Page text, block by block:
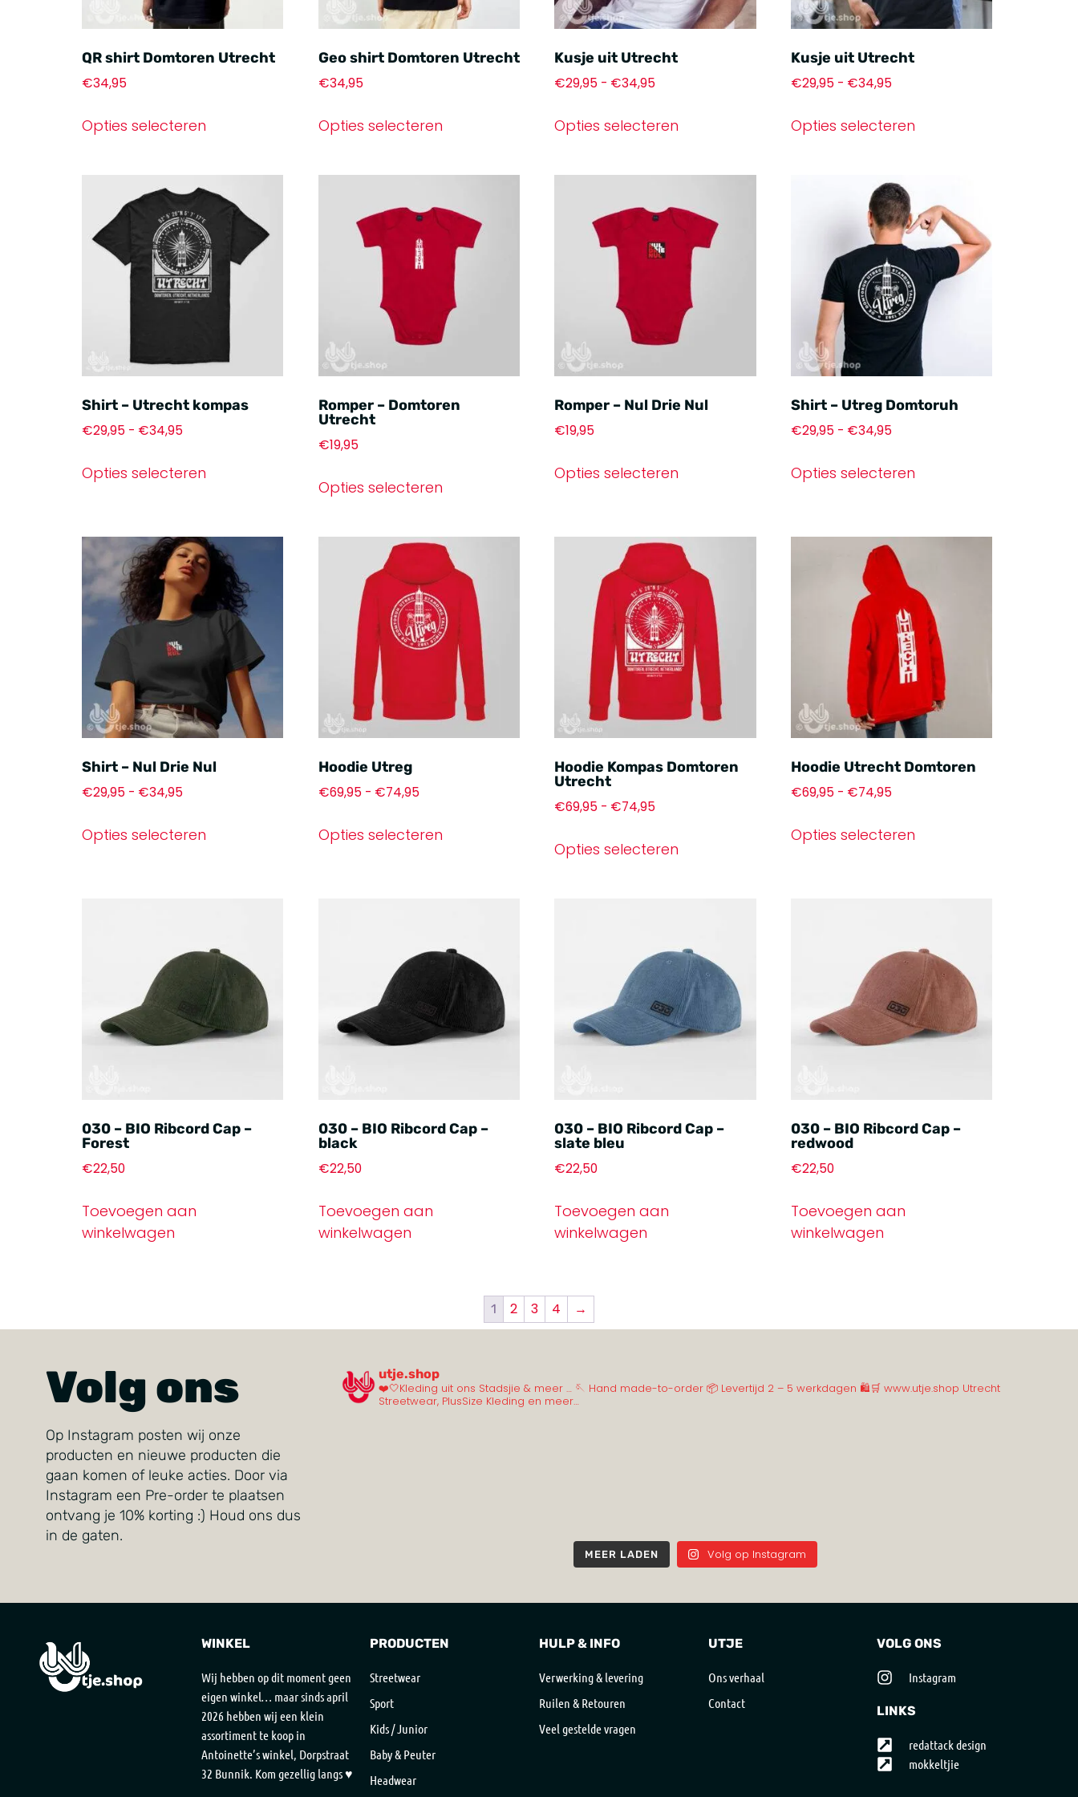
QR shirt Domtoren Utrecht
€34,95
Opties selecteren
Geo shirt Domtoren Utrecht
€34,95
Opties selecteren
Kusje uit Utrecht
€29,95 - €34,95
Opties selecteren
Kusje uit Utrecht
€29,95 - €34,95
Opties selecteren
Shirt – Utrecht kompas
€29,95 - €34,95
Opties selecteren
Romper – Domtoren
Utrecht
€19,95
Opties selecteren
Romper – Nul Drie Nul
€19,95
Opties selecteren
Shirt – Utreg Domtoruh
€29,95 - €34,95
Opties selecteren
Shirt – Nul Drie Nul
€29,95 - €34,95
Opties selecteren
Hoodie Utreg
€69,95 - €74,95
Opties selecteren
Hoodie Kompas Domtoren
Utrecht
€69,95 - €74,95
Opties selecteren
Hoodie Utrecht Domtoren
€69,95 - €74,95
Opties selecteren
030 – BIO Ribcord Cap –
Forest
€22,50
Toevoegen aan
winkelwagen
030 – BIO Ribcord Cap –
black
€22,50
Toevoegen aan
winkelwagen
030 – BIO Ribcord Cap –
slate bleu
€22,50
Toevoegen aan
winkelwagen
030 – BIO Ribcord Cap –
redwood
€22,50
Toevoegen aan
winkelwagen
1 2 3 4 →
Volg ons
Op Instagram posten wij onze
producten en nieuwe producten die
gaan komen of leuke acties. Door via
Instagram een Pre-order te plaatsen
ontvang je 10% korting :) Houd ons dus
in de gaten.
utje.shop
❤️🤍Kleding uit ons Stadsjie & meer … 🪡 Hand made-to-order 📦 Levertijd 2 – 5 werkdagen 🛍️🛒 www.utje.shop Utrecht
Streetwear, PlusSize Kleding en meer…
MEER LADEN Volg op Instagram
WINKEL
Wij hebben op dit moment geen
eigen winkel… maar sinds april
2026 hebben wij een klein
assortiment te koop in
Antoinette’s winkel, Dorpstraat
32 Bunnik. Kom gezellig langs ♥
PRODUCTEN
Streetwear
Sport
Kids / Junior
Baby & Peuter
Headwear
HULP & INFO
Verwerking & levering
Ruilen & Retouren
Veel gestelde vragen
UTJE
Ons verhaal
Contact
VOLG ONS
Instagram
LINKS
redattack design
mokkeltjie